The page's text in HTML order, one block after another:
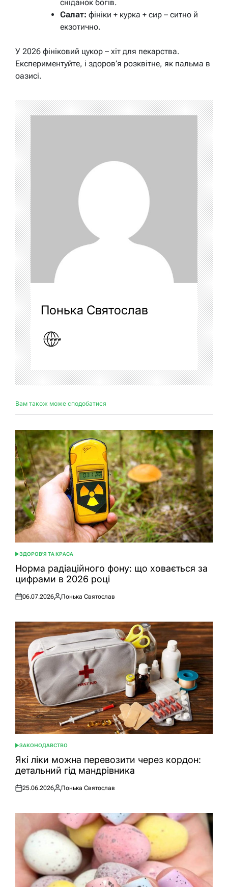
сніданок богів.
Салат: фініки + курка + сир – ситно й
екзотично.
У 2026 фініковий цукор – хіт для пекарства.
Експериментуйте, і здоров’я розквітне, як пальма в
оазисі.
Понька Святослав
Вам також може сподобатися
ОПУБЛІКУВАТИ
У
ЗДОРОВ'Я ТА КРАСА
Норма радіаційного фону: що ховається за
цифрами в 2026 році
Оприлюднено
06.07.2026
Опубліковано
Понька Святослав
ОПУБЛІКУВАТИ
У
ЗАКОНОДАВСТВО
Які ліки можна перевозити через кордон:
детальний гід мандрівника
Оприлюднено
25.06.2026
Опубліковано
Понька Святослав